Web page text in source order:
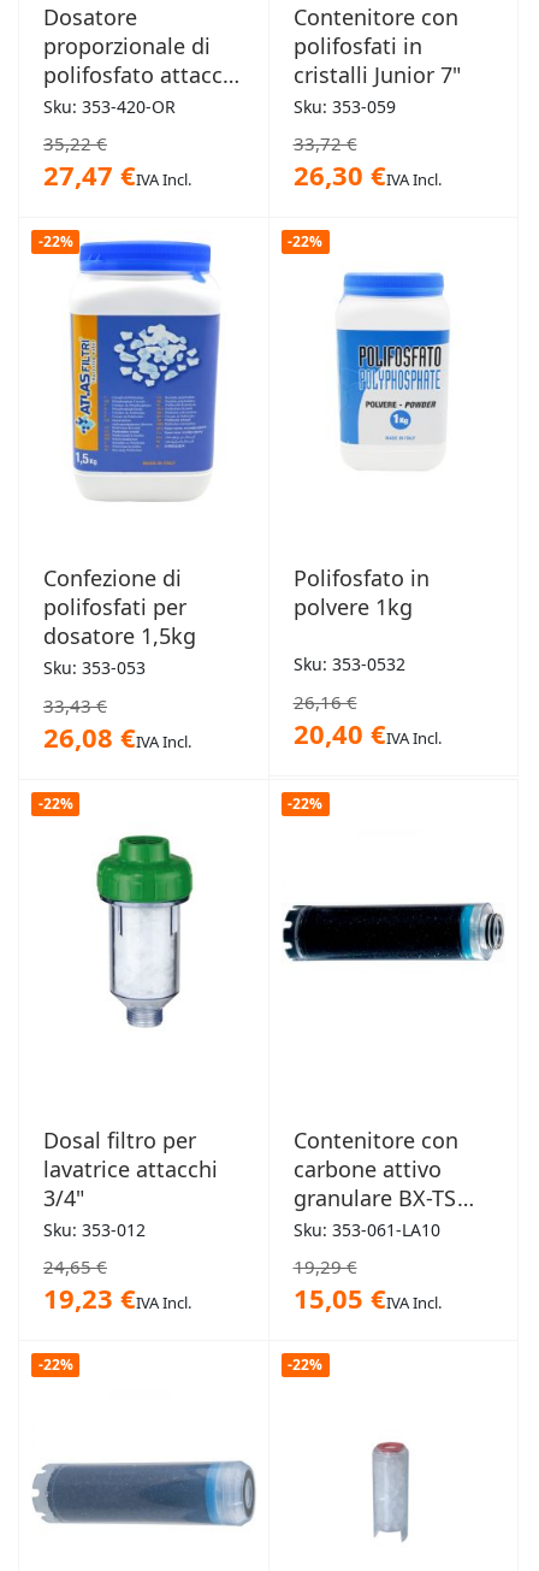
Dosatore
proporzionale di
polifosfato attacco
superiore
orizzontale FF 1/2"
Sku: 353-420-OR
35,22 €
27,47 €IVA Incl.
Contenitore con
polifosfati in
cristalli Junior 7"
Sku: 353-059
33,72 €
26,30 €IVA Incl.
-22%
Confezione di
polifosfati per
dosatore 1,5kg
Sku: 353-053
33,43 €
26,08 €IVA Incl.
-22%
Polifosfato in
polvere 1kg
Sku: 353-0532
26,16 €
20,40 €IVA Incl.
-22%
Dosal filtro per
lavatrice attacchi
3/4"
Sku: 353-012
24,65 €
19,23 €IVA Incl.
-22%
Contenitore con
carbone attivo
granulare BX-TS
Senior
Sku: 353-061-LA10
19,29 €
15,05 €IVA Incl.
-22% -22%